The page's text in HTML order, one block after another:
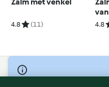
4.8 (11) 4.8
© Copyright 2026